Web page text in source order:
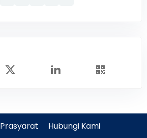
Prasyarat Hubungi Kami